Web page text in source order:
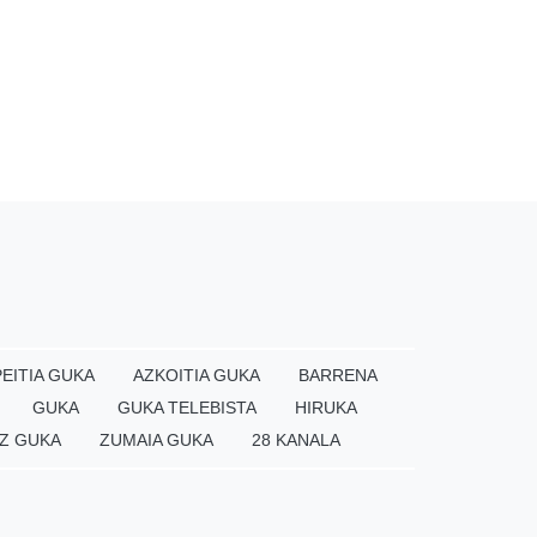
GUKA AZKOITIA GUKA
BARRENA
GUKA
GUKA TELEBISTA
HIRUKA
GUKA
ZUMAIA GUKA 28 KANALA